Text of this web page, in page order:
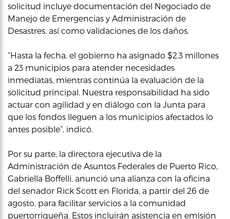
solicitud incluye documentación del Negociado de
Manejo de Emergencias y Administración de
Desastres, así como validaciones de los daños.
“Hasta la fecha, el gobierno ha asignado $2.3 millones
a 23 municipios para atender necesidades
inmediatas, mientras continúa la evaluación de la
solicitud principal. Nuestra responsabilidad ha sido
actuar con agilidad y en diálogo con la Junta para
que los fondos lleguen a los municipios afectados lo
antes posible”, indicó.
Por su parte, la directora ejecutiva de la
Administración de Asuntos Federales de Puerto Rico,
Gabriella Boffelli, anunció una alianza con la oficina
del senador Rick Scott en Florida, a partir del 26 de
agosto, para facilitar servicios a la comunidad
puertorriqueña. Estos incluirán asistencia en emisión